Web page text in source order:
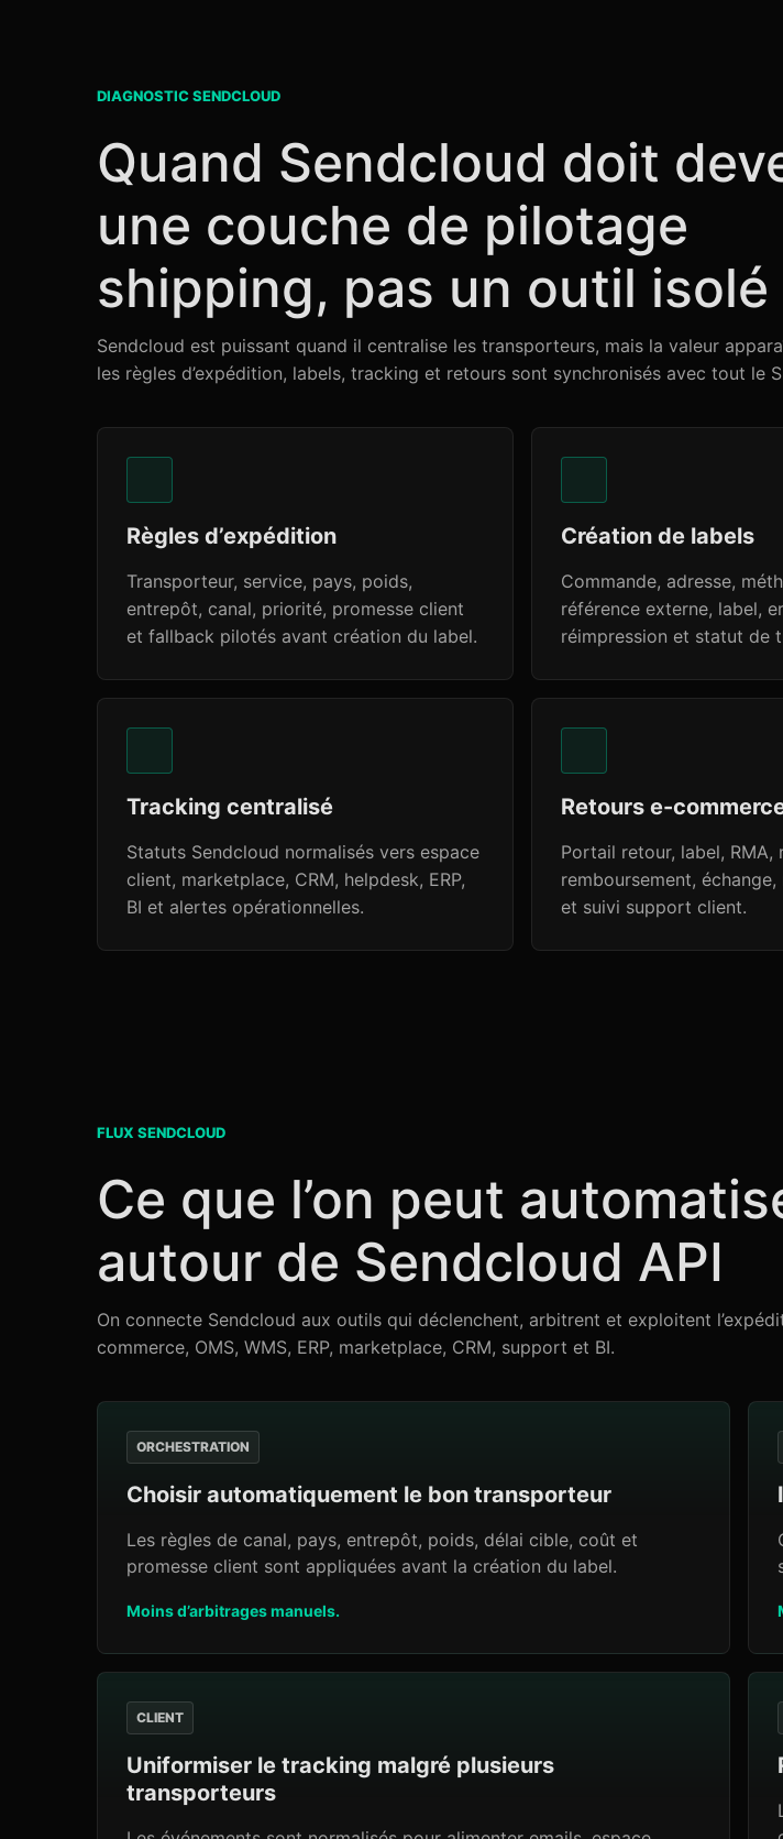
DIAGNOSTIC SENDCLOUD
Quand Sendcloud doit
une couche de pilotage
shipping, pas un outil isolé
Sendcloud est puissant quand il centralise les transporteurs, mais la valeur
les règles d’expédition, labels, tracking et retours sont synchronisés avec tout le
Règles d’expédition
Transporteur, service, pays, poids,
entrepôt, canal, priorité, promesse client
et fallback pilotés avant création du label.
Création de labels
Commande, adresse,
référence externe, label,
réimpression et statut de
Tracking centralisé
Statuts Sendcloud normalisés vers espace
client, marketplace, CRM, helpdesk, ERP,
BI et alertes opérationnelles.
Retours e-
Portail retour, label, RMA,
remboursement,
et suivi support client.
FLUX SENDCLOUD
Ce que l’on peut
autour de Sendcloud API
On connecte Sendcloud aux outils qui déclenchent, arbitrent et exploitent
commerce, OMS, WMS, ERP, marketplace, CRM, support et BI.
ORCHESTRATION
Choisir automatiquement le bon transporteur
Les règles de canal, pays, entrepôt, poids, délai cible, coût et
promesse client sont appliquées avant la création du label.
Moins d’arbitrages manuels.
CLIENT
Uniformiser le tracking malgré plusieurs
transporteurs